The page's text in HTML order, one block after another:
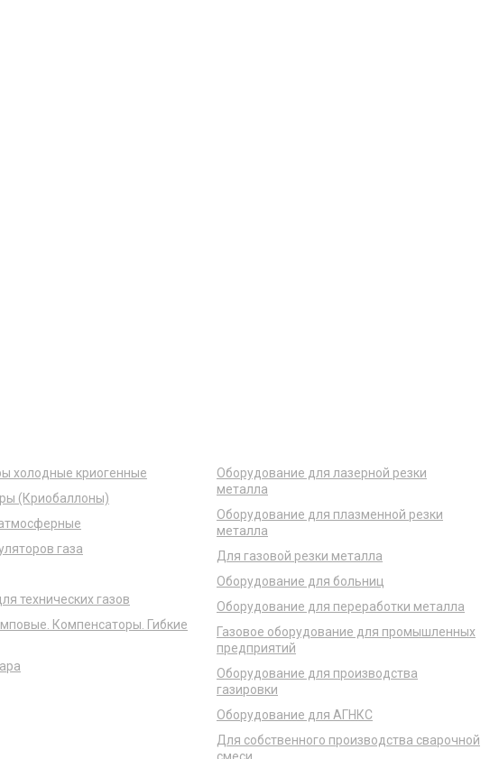
холодные криогенные
(Криобаллоны)
газа
технических газов
Компенсаторы. Гибкие
Оборудование для лазерной резки
металла
Оборудование для плазменной резки
металла
Для газовой резки металла
Оборудование для больниц
Оборудование для переработки металла
Газовое оборудование для промышленных
предприятий
Оборудование для производства
газировки
Оборудование для АГНКС
Для собственного производства сварочной